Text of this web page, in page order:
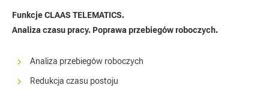
Funkcje CLAAS TELEMATICS.
Analiza czasu pracy. Poprawa przebiegów roboczych.
Analiza przebiegów roboczych
Redukcja czasu postoju